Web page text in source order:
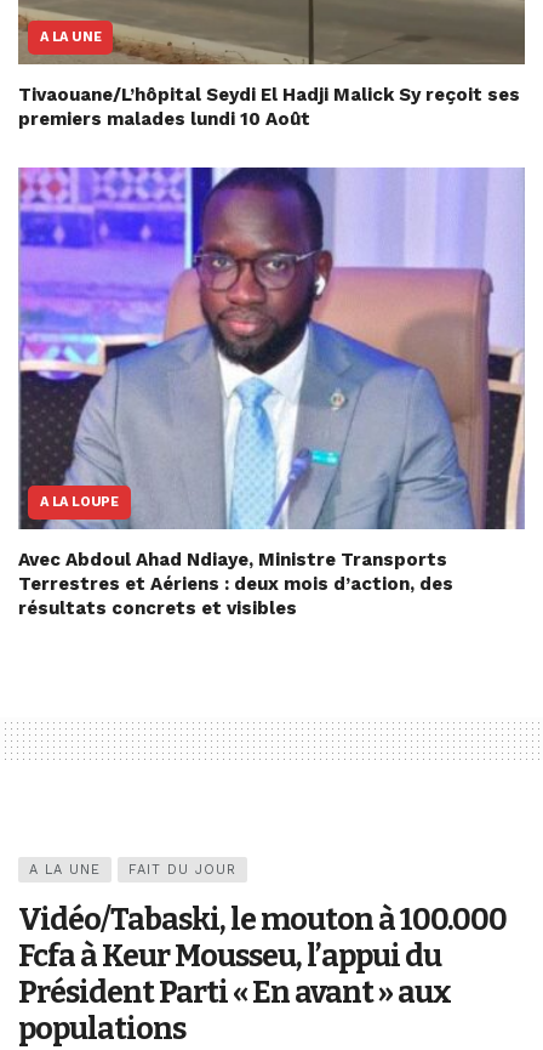
A LA UNE
Tivaouane/L’hôpital Seydi El Hadji Malick Sy reçoit ses
premiers malades lundi 10 Août
A LA LOUPE
Avec Abdoul Ahad Ndiaye, Ministre Transports
Terrestres et Aériens : deux mois d’action, des
résultats concrets et visibles
A LA UNE FAIT DU JOUR
Vidéo/Tabaski, le mouton à 100.000
Fcfa à Keur Mousseu, l’appui du
Président Parti « En avant » aux
populations